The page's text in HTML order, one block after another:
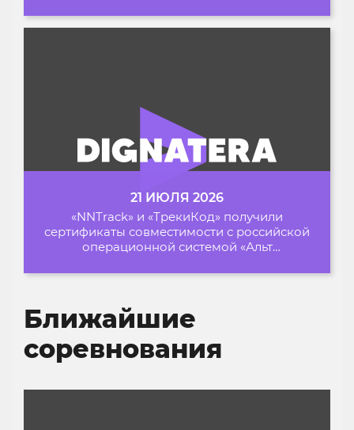
21 ИЮЛЯ 2026
«NNTrack» и «ТрекиКод» получили
сертификаты совместимости с российской
операционной системой «Альт
Ближайшие
соревнования